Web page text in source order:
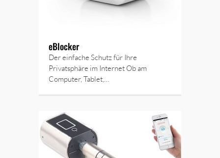
eBlocker
Der einfache Schutz für Ihre
Privatsphäre im Internet Ob am
Computer, Tablet,…